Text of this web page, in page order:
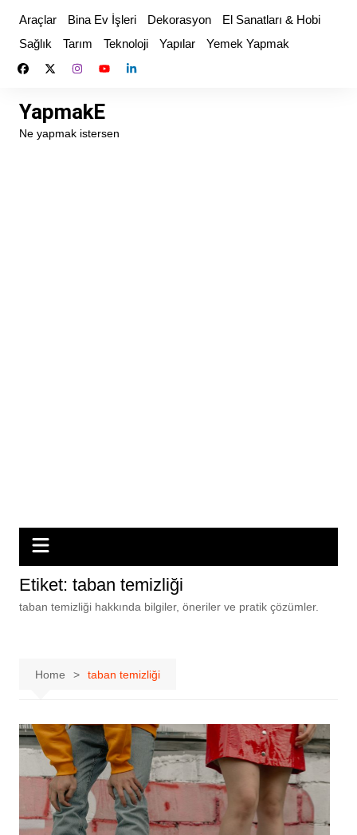
content
Araçlar Bina Ev İşleri Dekorasyon
El Sanatları & Hobi
Sağlık
Tarım Teknoloji Yapılar Yemek Yapmak
YapmakE
Ne yapmak istersen
Etiket: taban temizliği
taban temizliği hakkında bilgiler, öneriler ve pratik çözümler.
Home taban temizliği